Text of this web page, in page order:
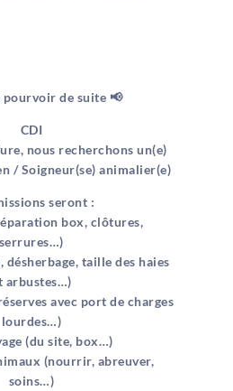
pourvoir de suite 📢
CDI
nous recherchons un(e)
/ Soigneur(se) animalier(e)
seront :
box, clôtures,
serrures…)
désherbage, taille des haies
arbustes…)
avec port de charges
lourdes…)
(du site, box…)
(nourrir, abreuver,
soins…)